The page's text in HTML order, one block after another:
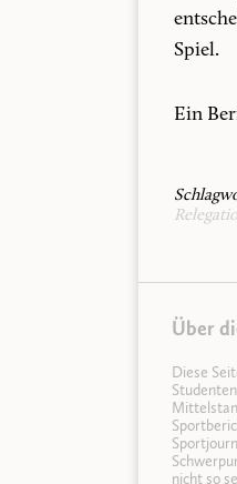
Spiel.
Ein
Über
Diese
nicht so